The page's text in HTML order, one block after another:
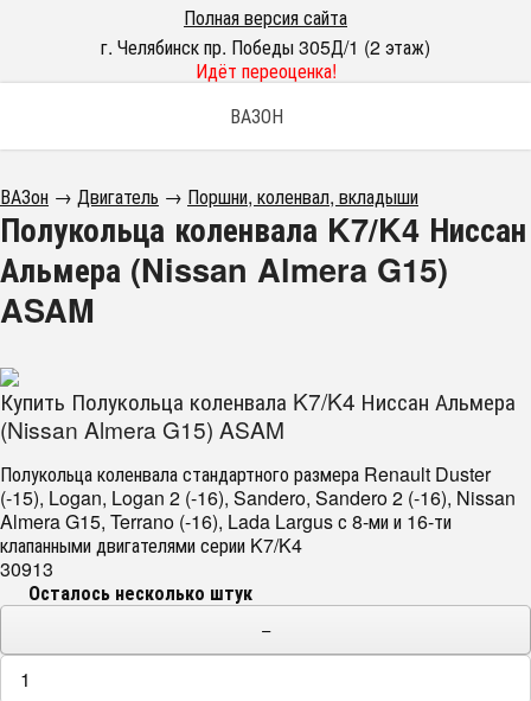
Полная версия сайта
г. Челябинск пр. Победы 305Д/1 (2 этаж)
Идёт переоценка!
ВАЗОН
ВАЗон → Двигатель → Поршни, коленвал, вкладыши
Полукольца коленвала K7/K4 Ниссан
Альмера (Nissan Almera G15)
ASAM
Купить Полукольца коленвала K7/K4 Ниссан Альмера
(Nissan Almera G15) ASAM
Полукольца коленвала стандартного размера Renault Duster
(-15), Logan, Logan 2 (-16), Sandero, Sandero 2 (-16), Nissan
Almera G15, Terrano (-16), Lada Largus с 8-ми и 16-ти
клапанными двигателями серии K7/K4
30913
Осталось несколько штук
−